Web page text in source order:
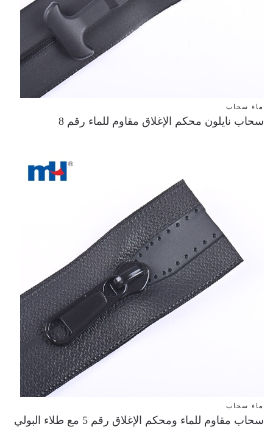
ماء سحاب
سحاب نايلون محكم الإغلاق مقاوم للماء رقم 8
ماء سحاب
سحاب مقاوم للماء ومحكم الإغلاق رقم 5 مع طلاء البولي